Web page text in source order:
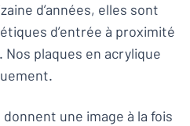
d’années, elles sont
d’entrée à proximité
Nos plaques en acrylique
une image à la fois